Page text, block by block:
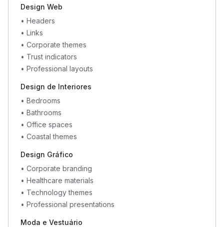
Design Web
• Headers
• Links
• Corporate themes
• Trust indicators
• Professional layouts
Design de Interiores
• Bedrooms
• Bathrooms
• Office spaces
• Coastal themes
Design Gráfico
• Corporate branding
• Healthcare materials
• Technology themes
• Professional presentations
Moda e Vestuário